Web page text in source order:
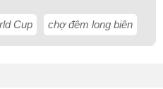
Cup chợ đêm long biên